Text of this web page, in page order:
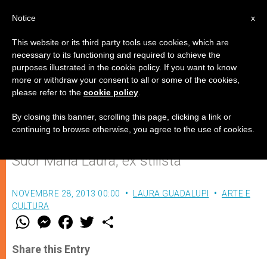
Sposarsi in tempo di crisi
Al monastero di Santa Rita da Cascia,
Suor Maria Laura, ex stilista
NOVEMBRE 28, 2013 00:00 LAURA GUADALUPI
ARTE E
CULTURA
W
t
s
M
e
s
e
F
a
e
b
w
Share this Entry
x
Notice
This website or its third party tools use cookies, which are
necessary to its functioning and required to achieve the
purposes illustrated in the cookie policy. If you want to know
more or withdraw your consent to all or some of the cookies,
please refer to the cookie policy
By closing this banner, scrolling this page, clicking a link or
continuing to browse otherwise, you agree to the use of cookies.